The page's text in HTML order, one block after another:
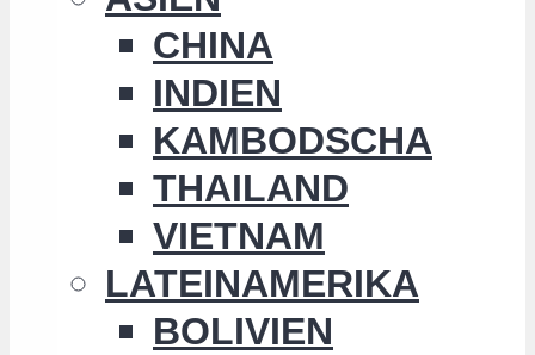
CHINA
INDIEN
KAMBODSCHA
THAILAND
VIETNAM
LATEINAMERIKA
BOLIVIEN